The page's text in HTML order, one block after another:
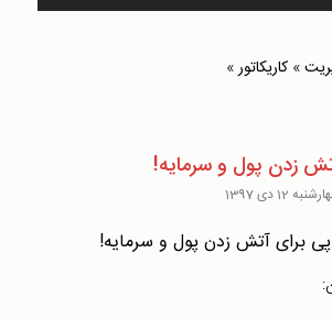
» کاریکاتور»
زدن پول و سرمایه!
12 دی 1397